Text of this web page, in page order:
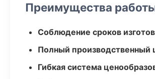
Преимущества
Соблюдение сроков
Полный производственный
Гибкая система